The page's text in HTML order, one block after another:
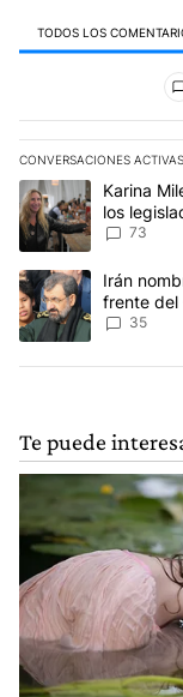
TODOS LOS
Todos los
CONVERSACIONES ACTIVAS
Este listado
Un artículo de
Karina
los
para 2027
73
Un artículo de
Irán
frente del
35